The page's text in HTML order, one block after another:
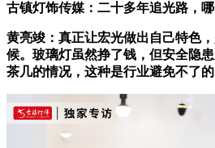
古镇灯饰传媒： 二十多年追光路，
黄亮竣 ：真正让宏光做出自己特色
候。玻璃灯虽然挣了钱，但安全隐
茶几的情况，这种是行业避免不了的